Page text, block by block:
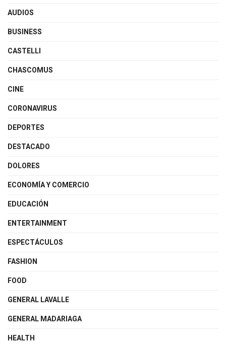
AUDIOS
BUSINESS
CASTELLI
CHASCOMUS
CINE
CORONAVIRUS
DEPORTES
DESTACADO
DOLORES
ECONOMÍA Y COMERCIO
EDUCACIÓN
ENTERTAINMENT
ESPECTÁCULOS
FASHION
FOOD
GENERAL LAVALLE
GENERAL MADARIAGA
HEALTH